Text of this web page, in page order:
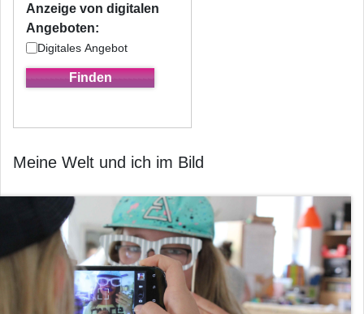
Anzeige von digitalen
Angeboten:
Digitales Angebot
Meine Welt und ich im Bild